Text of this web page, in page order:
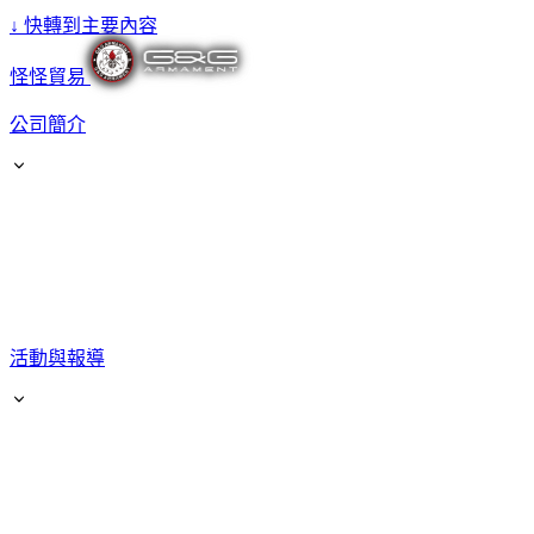
↓ 快轉到主要內容
怪怪貿易
公司簡介
活動與報導